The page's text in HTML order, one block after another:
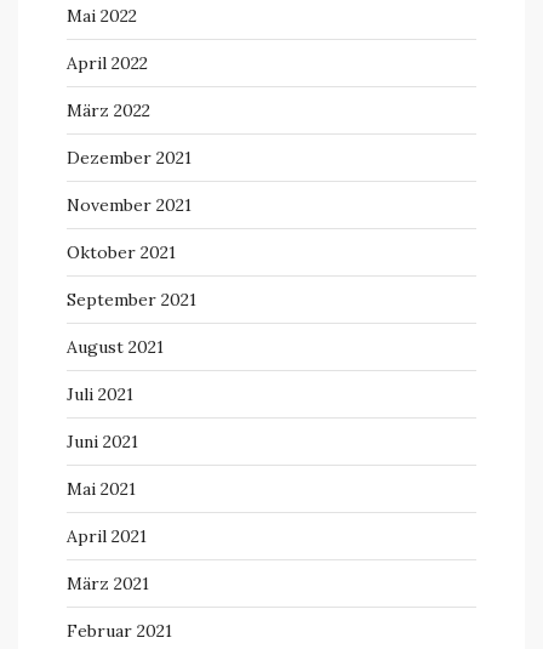
Mai 2022
April 2022
März 2022
Dezember 2021
November 2021
Oktober 2021
September 2021
August 2021
Juli 2021
Juni 2021
Mai 2021
April 2021
März 2021
Februar 2021